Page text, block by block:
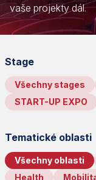
vaše projekty dál.
Stage
Všechny stages
START-UP EXPO
Tematické oblasti
Všechny oblasti
Health